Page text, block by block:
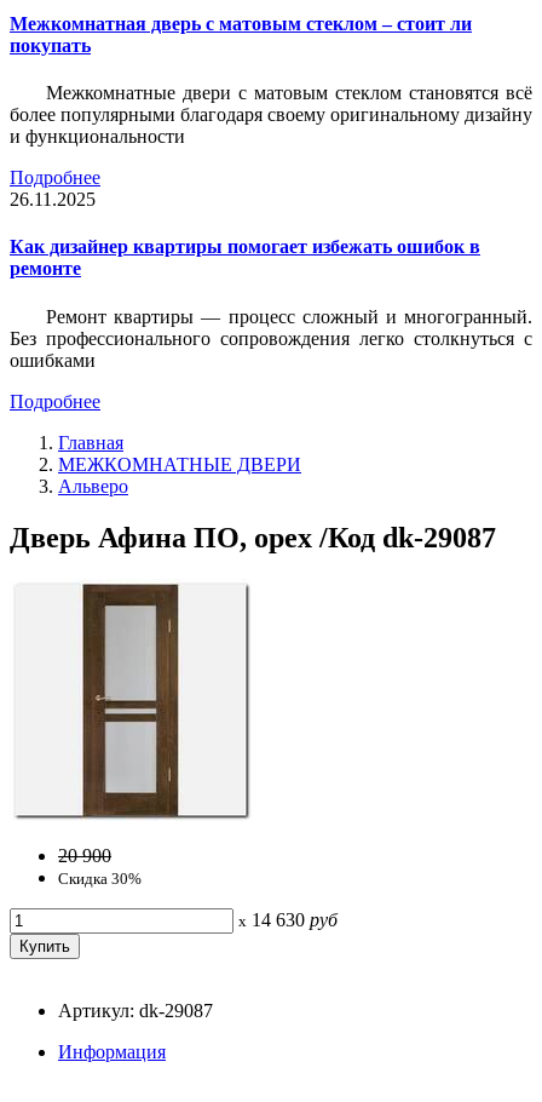
Межкомнатная дверь с матовым стеклом – стоит ли
покупать
Межкомнатные двери с матовым стеклом становятся всё
более популярными благодаря своему оригинальному дизайну
и функциональности
Подробнее
26.11.2025
Как дизайнер квартиры помогает избежать ошибок в
ремонте
Ремонт квартиры — процесс сложный и многогранный.
Без профессионального сопровождения легко столкнуться с
ошибками
Подробнее
Главная
МЕЖКОМНАТНЫЕ ДВЕРИ
Альверо
Дверь Афина ПО, орех /Код dk-29087
20 900
Скидка 30%
x 14 630 руб
Артикул: dk-29087
Информация